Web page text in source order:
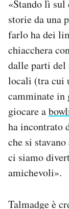
«Stando lì sul
storie da una
farlo ha dei
chiacchera
dalle parti del
locali (tra cui
camminate in
giocare a
ha incontrato
che si
ci siamo
amichevoli».
Talmadge è